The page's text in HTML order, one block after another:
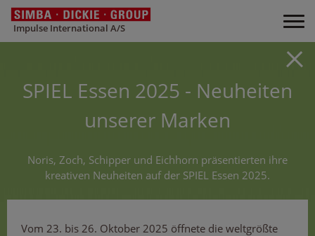
Impulse International A/S
SPIEL Essen 2025 - Neuheiten
unserer Marken
Noris, Zoch, Schipper und Eichhorn präsentierten ihre
kreativen Neuheiten auf der SPIEL Essen 2025.
Vom 23. bis 26. Oktober 2025 öffnete die weltgrößte